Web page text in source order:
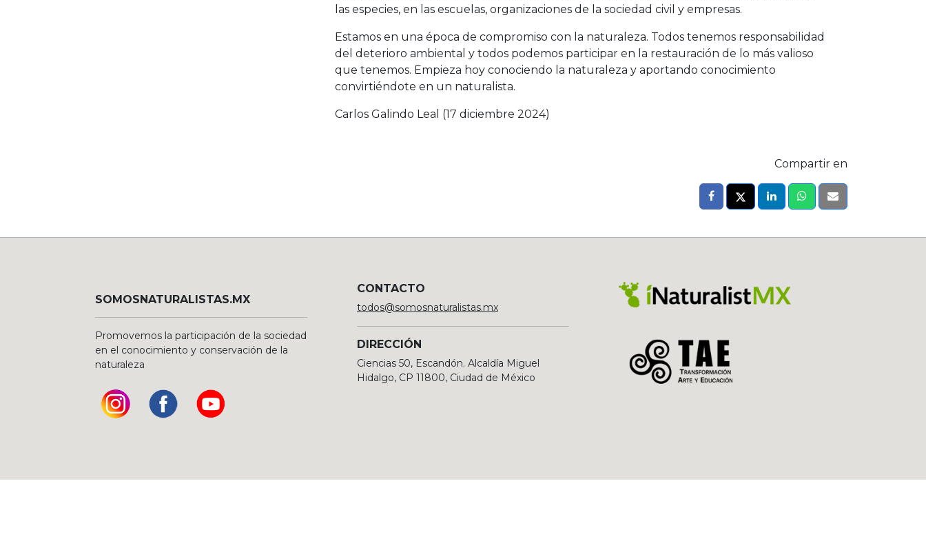
las especies, en las escuelas, organizaciones de la sociedad civil y empresas.
Estamos en una época de compromiso con la naturaleza. Todos tenemos responsabilidad
del deterioro ambiental y todos podemos participar en la restauración de lo más valioso
que tenemos. Empieza hoy conociendo la naturaleza y aportando conocimiento
convirtiéndote en un naturalista.
Carlos Galindo Leal (17 diciembre 2024)
Compartir en
SOMOSNATURALISTAS.MX
Promovemos la participación de la sociedad
en el conocimiento y conservación de la
naturaleza
CONTACTO
todos@somosnaturalistas.mx
DIRECCIÓN
Ciencias 50, Escandón. Alcaldía Miguel
Hidalgo, CP 11800, Ciudad de México